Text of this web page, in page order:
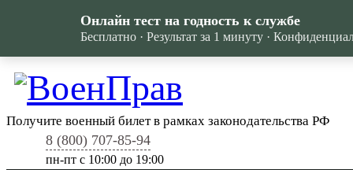
Получите военный билет в рамках законодательства РФ
8 (800) 707-85-94
пн-пт c 10:00 до 19:00
Онлайн тест на годность к службе
Бесплатно · Результат за 1 минуту ·